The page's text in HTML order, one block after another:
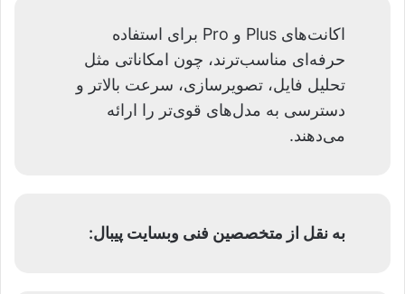
اکانت‌های Plus و Pro برای استفاده
حرفه‌ای مناسب‌ترند، چون امکاناتی مثل
تحلیل فایل، تصویرسازی، سرعت بالاتر و
دسترسی به مدل‌های قوی‌تر را ارائه
می‌دهند.
به نقل از متخصصین فنی وبسایت پیبال: